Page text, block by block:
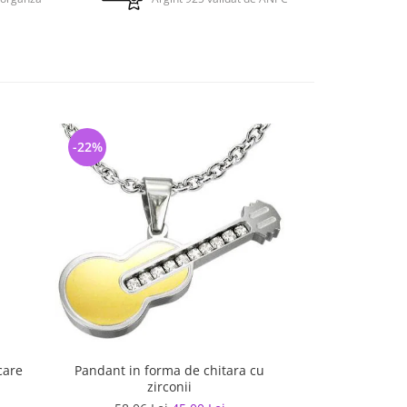
Pandant in forma de chitara cu
zirconii
-22%